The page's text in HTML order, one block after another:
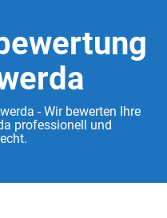
- Wir bewerten Ihre
professionell und